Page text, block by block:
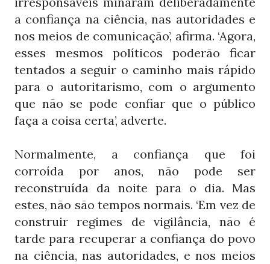
a confiança na ciência, nas autoridades e
nos meios de comunicação’, afirma. ‘Agora,
esses mesmos políticos poderão ficar
tentados a seguir o caminho mais rápido
para o autoritarismo, com o argumento
que não se pode confiar que o público
faça a coisa certa’, adverte.
Normalmente, a confiança que foi
corroída por anos, não pode ser
reconstruída da noite para o dia. Mas
estes, não são tempos normais. ‘Em vez de
construir regimes de vigilância, não é
tarde para recuperar a confiança do povo
na ciência, nas autoridades, e nos meios